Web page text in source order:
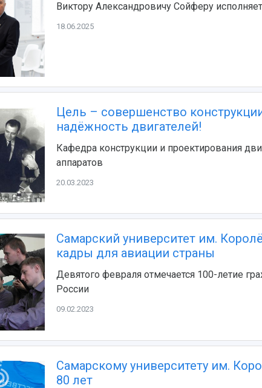
Виктору Александровичу Сойферу
18.06.2025
Цель – совершенство
надёжность двигателей!
Кафедра конструкции и проектирования
аппаратов
20.03.2023
Самарский университет им.
кадры для авиации страны
Девятого февраля отмечается 100-летие
России
09.02.2023
Самарскому университету им.
80 лет